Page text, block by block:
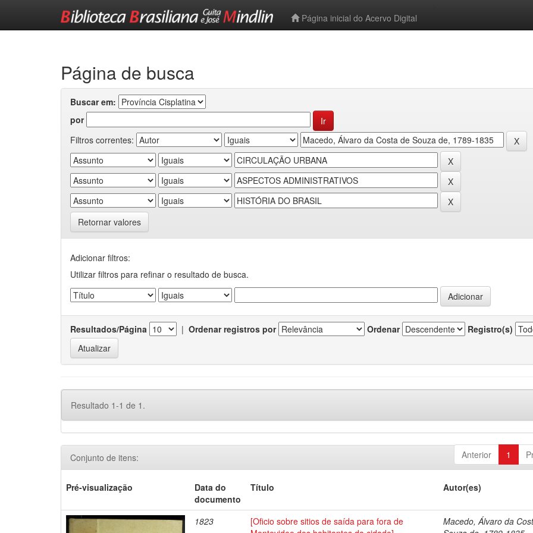
Página inicial do Acervo Digital
Página de busca
Buscar em:
por
Filtros correntes:
Retornar valores
Adicionar filtros:
Utilizar filtros para refinar o resultado de busca.
Resultados/Página | Ordenar registros por Ordenar Registro(s)
Resultado 1-1 de 1.
Anterior 1
Conjunto de itens:
Pré-visualização
Data do
documento
Título Autor(es)
1823
[Oficio sobre sitios de saída para fora de
Macedo, Álvaro da